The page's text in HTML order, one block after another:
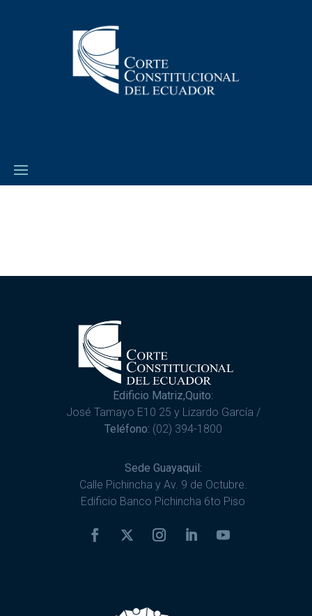
Edificio Matriz,Quito:
José Tamayo E10 25 y Lizardo García /
Teléfono: (02) 394-1800
Sede Guayaquil:
Calle Pichincha y Av. 9 de Octubre.
Edificio Banco Pichincha 6to Piso